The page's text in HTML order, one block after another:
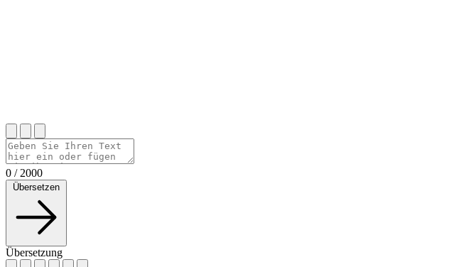
0 / 2000
Übersetzen
Übersetzung